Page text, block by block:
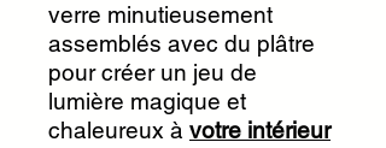
verre minutieusement
assemblés avec du plâtre
pour créer un jeu de
lumière magique et
chaleureux à votre intérieur